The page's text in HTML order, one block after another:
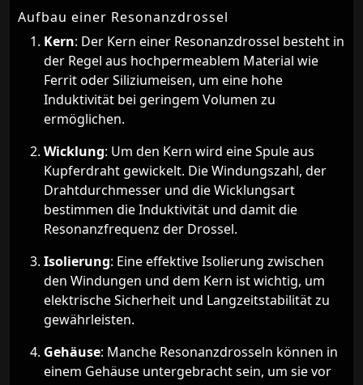
Aufbau einer Resonanzdrossel
Kern: Der Kern einer Resonanzdrossel besteht in
der Regel aus hochpermeablem Material wie
Ferrit oder Siliziumeisen, um eine hohe
Induktivität bei geringem Volumen zu
ermöglichen.
Wicklung: Um den Kern wird eine Spule aus
Kupferdraht gewickelt. Die Windungszahl, der
Drahtdurchmesser und die Wicklungsart
bestimmen die Induktivität und damit die
Resonanzfrequenz der Drossel.
Isolierung: Eine effektive Isolierung zwischen
den Windungen und dem Kern ist wichtig, um
elektrische Sicherheit und Langzeitstabilität zu
gewährleisten.
Gehäuse: Manche Resonanzdrosseln können in
einem Gehäuse untergebracht sein, um sie vor